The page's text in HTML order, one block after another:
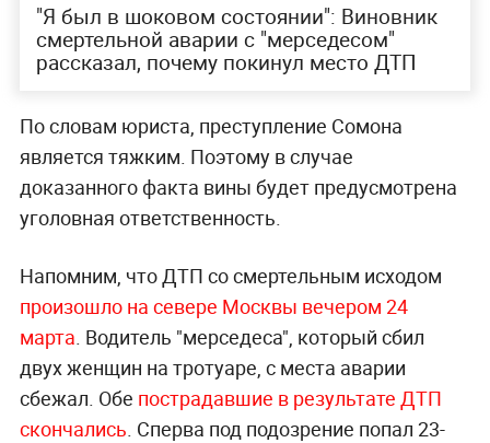
"Я был в шоковом состоянии": Виновник
смертельной аварии с "мерседесом"
рассказал, почему покинул место ДТП
По словам юриста, преступление Сомона
является тяжким. Поэтому в случае
доказанного факта вины будет предусмотрена
уголовная ответственность.
Напомним, что ДТП со смертельным исходом
произошло на севере Москвы вечером 24
марта . Водитель "мерседеса", который сбил
двух женщин на тротуаре, с места аварии
сбежал. Обе пострадавшие в результате ДТП
скончались . Сперва под подозрение попал 23-